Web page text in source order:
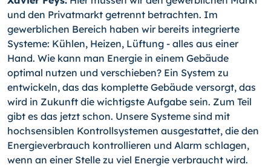
und den Privatmarkt getrennt betrachten. Im
gewerblichen Bereich haben wir bereits integrierte
Systeme: Kühlen, Heizen, Lüftung - alles aus einer
Hand. Wie kann man Energie in einem Gebäude
optimal nutzen und verschieben? Ein System zu
entwickeln, das das komplette Gebäude versorgt, das
wird in Zukunft die wichtigste Aufgabe sein. Zum Teil
gibt es das jetzt schon. Unsere Systeme sind mit
hochsensiblen Kontrollsystemen ausgestattet, die den
Energieverbrauch kontrollieren und Alarm schlagen,
wenn an einer Stelle zu viel Energie verbraucht wird.